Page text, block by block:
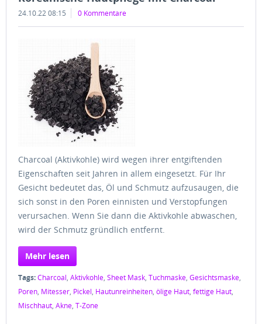
24.10.22 08:15 0 Kommentare
Charcoal (Aktivkohle) wird wegen ihrer entgiftenden
Eigenschaften seit Jahren in allem eingesetzt. Für Ihr
Gesicht bedeutet das, Öl und Schmutz aufzusaugen, die
sich sonst in den Poren einnisten und Verstopfungen
verursachen. Wenn Sie dann die Aktivkohle abwaschen,
wird der Schmutz gründlich entfernt.
Mehr lesen
Tags:Charcoal, Aktivkohle, Sheet Mask, Tuchmaske, Gesichtsmaske,
Poren, Mitesser, Pickel, Hautunreinheiten, ölige Haut, fettige Haut,
Mischhaut, Akne, T-Zone